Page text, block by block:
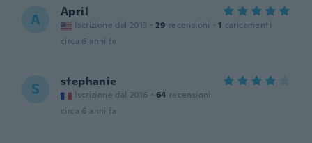
A April
Iscrizione dal 2013 · 29 recensioni · 1 caricamenti
circa 6 anni fa
S stephanie
Iscrizione dal 2016 · 64 recensioni
circa 6 anni fa